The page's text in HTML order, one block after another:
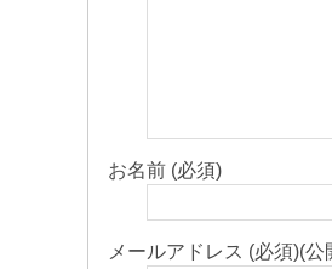
お名前 (必須)
メールアドレス (必須)(